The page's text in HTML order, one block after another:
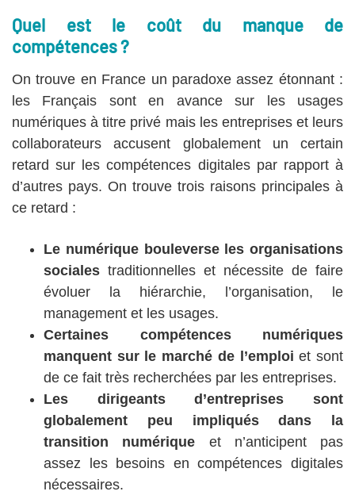
Quel est le coût du manque de
compétences ?
On trouve en France un paradoxe assez étonnant :
les Français sont en avance sur les usages
numériques à titre privé mais les entreprises et leurs
collaborateurs accusent globalement un certain
retard sur les compétences digitales par rapport à
d’autres pays. On trouve trois raisons principales à
ce retard :
Le numérique bouleverse les organisations
sociales traditionnelles et nécessite de faire
évoluer la hiérarchie, l’organisation, le
management et les usages.
Certaines compétences numériques
manquent sur le marché de l’emploi et sont
de ce fait très recherchées par les entreprises.
Les dirigeants d’entreprises sont
globalement peu impliqués dans la
transition numérique et n’anticipent pas
assez les besoins en compétences digitales
nécessaires.